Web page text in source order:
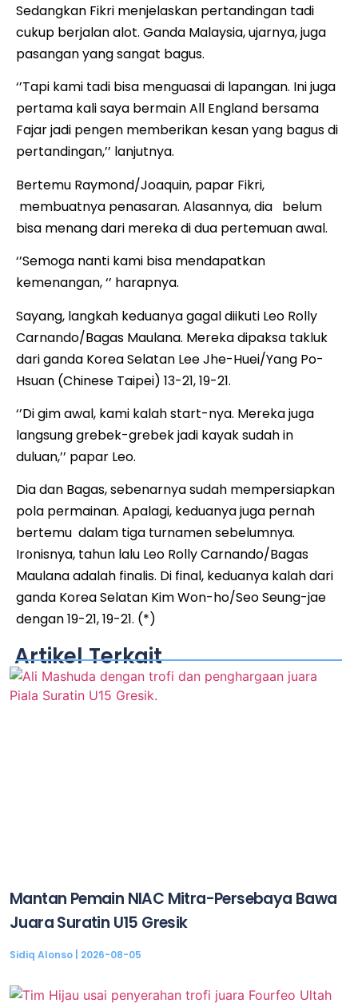
Sedangkan Fikri menjelaskan pertandingan tadi
cukup berjalan alot. Ganda Malaysia, ujarnya, juga
pasangan yang sangat bagus.
‘’Tapi kami tadi bisa menguasai di lapangan. Ini juga
pertama kali saya bermain All England bersama
Fajar jadi pengen memberikan kesan yang bagus di
pertandingan,’’ lanjutnya.
Bertemu Raymond/Joaquin, papar Fikri,
membuatnya penasaran. Alasannya, dia belum
bisa menang dari mereka di dua pertemuan awal.
‘’Semoga nanti kami bisa mendapatkan
kemenangan, ‘’ harapnya.
Sayang, langkah keduanya gagal diikuti Leo Rolly
Carnando/Bagas Maulana. Mereka dipaksa takluk
dari ganda Korea Selatan Lee Jhe-Huei/Yang Po-
Hsuan (Chinese Taipei) 13-21, 19-21.
‘’Di gim awal, kami kalah start-nya. Mereka juga
langsung grebek-grebek jadi kayak sudah in
duluan,’’ papar Leo.
Dia dan Bagas, sebenarnya sudah mempersiapkan
pola permainan. Apalagi, keduanya juga pernah
bertemu dalam tiga turnamen sebelumnya.
Ironisnya, tahun lalu Leo Rolly Carnando/Bagas
Maulana adalah finalis. Di final, keduanya kalah dari
ganda Korea Selatan Kim Won-ho/Seo Seung-jae
dengan 19-21, 19-21. (*)
Artikel Terkait
Mantan Pemain NIAC Mitra-Persebaya Bawa
Juara Suratin U15 Gresik
Sidiq Alonso 2026-08-05